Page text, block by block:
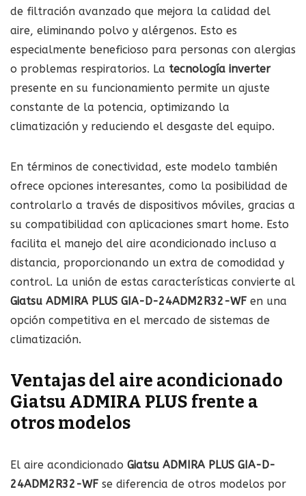
de filtración avanzado que mejora la calidad del
aire, eliminando polvo y alérgenos. Esto es
especialmente beneficioso para personas con alergias
o problemas respiratorios. La tecnología inverter
presente en su funcionamiento permite un ajuste
constante de la potencia, optimizando la
climatización y reduciendo el desgaste del equipo.
En términos de conectividad, este modelo también
ofrece opciones interesantes, como la posibilidad de
controlarlo a través de dispositivos móviles, gracias a
su compatibilidad con aplicaciones smart home. Esto
facilita el manejo del aire acondicionado incluso a
distancia, proporcionando un extra de comodidad y
control. La unión de estas características convierte al
Giatsu ADMIRA PLUS GIA-D-24ADM2R32-WF en una
opción competitiva en el mercado de sistemas de
climatización.
Ventajas del aire acondicionado
Giatsu ADMIRA PLUS frente a
otros modelos
El aire acondicionado Giatsu ADMIRA PLUS GIA-D-
24ADM2R32-WF se diferencia de otros modelos por